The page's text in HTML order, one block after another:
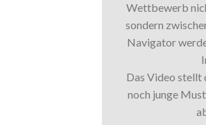
Wettbewerb
sondern
Navigator
Das Video stellt
noch junge